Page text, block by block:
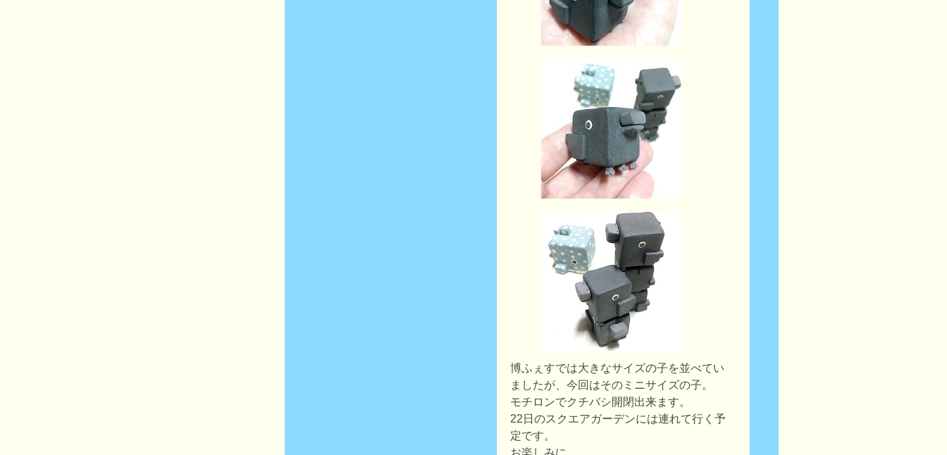
博ふぇすでは大きなサイズの子を並べてい
ましたが、今回はそのミニサイズの子。
モチロンでクチバシ開閉出来ます。
22日のスクエアガーデンには連れて行く予
定です。
お楽しみに。